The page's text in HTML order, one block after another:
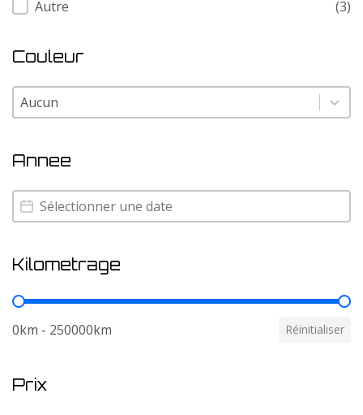
Autre
(3)
Couleur
Couleur
Couleur
Annee
Annee
Annee
Kilometrage
Kilometrage
0km - 250000km Réinitialiser
Prix